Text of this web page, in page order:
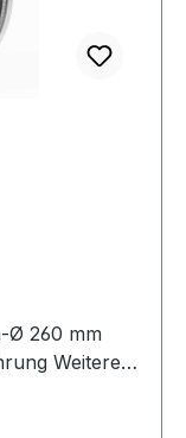
Ø 260 mm